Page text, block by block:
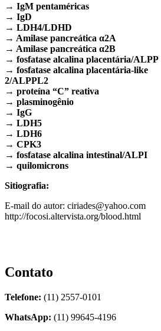
→ IgM pentaméricas
→ IgD
→ LDH4/LDHD
→ Amilase pancreática α2A
→ Amilase pancreática α2B
→ fosfatase alcalina placentária/ALPP
→ fosfatase alcalina placentária-like
2/ALPPL2
→ proteína “C” reativa
→ plasminogênio
→ IgG
→ LDH5
→ LDH6
→ CPK3
→ fosfatase alcalina intestinal/ALPI
→ quilomicrons
Sitiografia:
E-mail do autor: ciriades@yahoo.com
http://focosi.altervista.org/blood.html
Contato
Telefone: (11) 2557-0101
WhatsApp: (11) 99645-4196